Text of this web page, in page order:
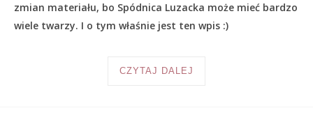
zmian materiału, bo Spódnica Luzacka może mieć bardzo
wiele twarzy. I o tym właśnie jest ten wpis :)
CZYTAJ DALEJ